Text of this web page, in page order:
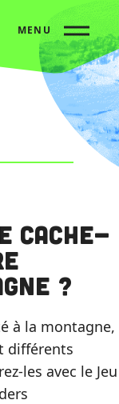
MENU
cache-
?
à la montagne,
différents
les avec le Jeu